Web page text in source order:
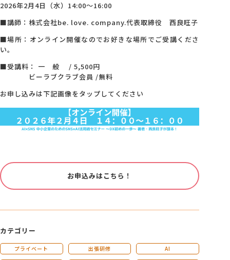
2026年2月4日（水）14:00～16:00
■講師：株式会社be. love. company.代表取締役 西良旺子
■場所：オンライン開催なのでお好きな場所でご受講くださ
い。
■受講料： 一 般 / 5,500円
ビーラブクラブ会員 /無料
お申し込みは下記画像をタップしてください
お申込みはこちら！
カテゴリー
プライベート 出張研修 AI